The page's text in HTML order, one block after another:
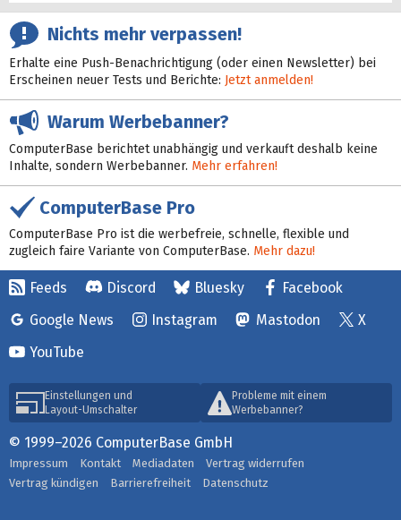
Nichts mehr verpassen!
Erhalte eine Push-Benachrichtigung (oder einen Newsletter) bei
Erscheinen neuer Tests und Berichte: Jetzt anmelden!
Warum Werbebanner?
ComputerBase berichtet unabhängig und verkauft deshalb keine
Inhalte, sondern Werbebanner. Mehr erfahren!
ComputerBase Pro
ComputerBase Pro ist die werbefreie, schnelle, flexible und
zugleich faire Variante von ComputerBase. Mehr dazu!
Feeds Discord Bluesky
Facebook
Google News
Instagram Mastodon
X
YouTube
Einstellungen und
Layout-Umschalter
Probleme mit einem
Werbebanner?
© 1999–2026 ComputerBase GmbH
Impressum Kontakt Mediadaten
Vertrag widerrufen
Vertrag kündigen
Barrierefreiheit Datenschutz